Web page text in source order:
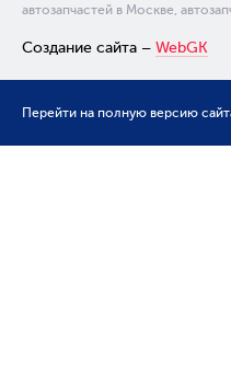
автозапчастей в Москве,
Создание сайта – WebGK
Перейти на полную версию